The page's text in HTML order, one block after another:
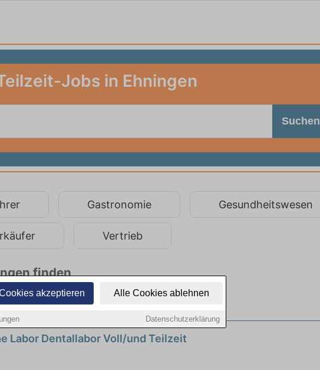
akzeptieren Alle Cookies ablehnen
Datenschutzerklärung
Jobs in Ehningen
Suchen
Gastronomie Gesundheitswesen
Vertrieb
finden
Jetzt bewerben!
Labor Dentallabor Voll/und Teilzeit